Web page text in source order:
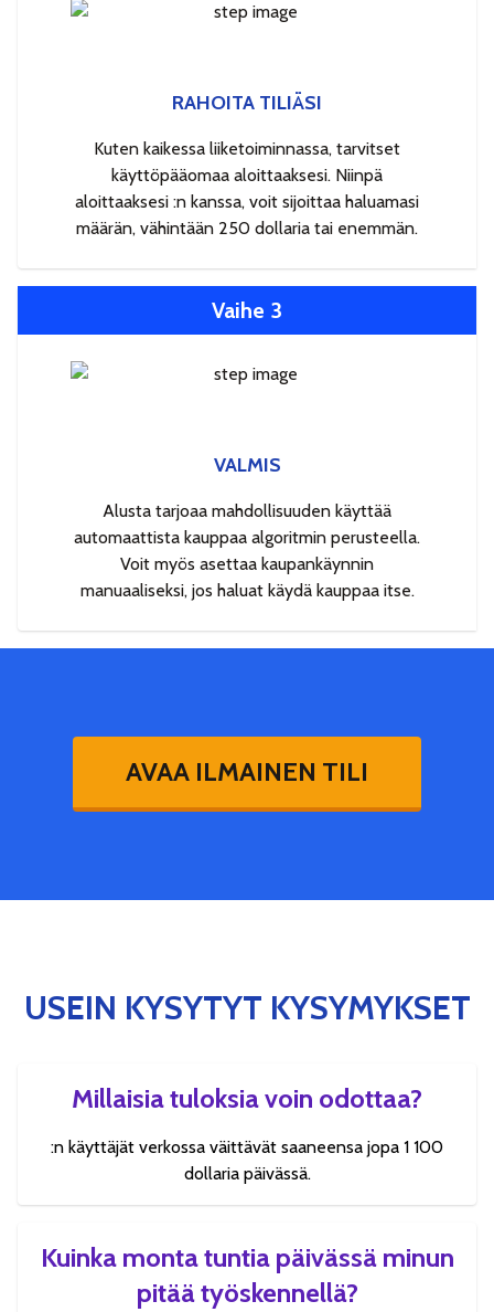
RAHOITA TILIÄSI
Kuten kaikessa liiketoiminnassa, tarvitset
käyttöpääomaa aloittaaksesi. Niinpä
aloittaaksesi :n kanssa, voit sijoittaa haluamasi
määrän, vähintään 250 dollaria tai enemmän.
Vaihe 3
VALMIS
Alusta tarjoaa mahdollisuuden käyttää
automaattista kauppaa algoritmin perusteella.
Voit myös asettaa kaupankäynnin
manuaaliseksi, jos haluat käydä kauppaa itse.
AVAA ILMAINEN TILI
USEIN KYSYTYT KYSYMYKSET
Millaisia tuloksia voin odottaa?
:n käyttäjät verkossa väittävät saaneensa jopa 1 100
dollaria päivässä.
Kuinka monta tuntia päivässä minun
pitää työskennellä?